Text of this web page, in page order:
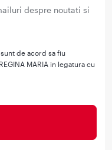
despre noutati si
de acord sa fiu
MARIA in legatura cu